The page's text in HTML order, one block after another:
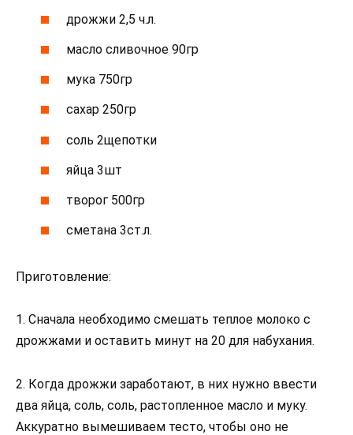
дрожжи 2,5 ч.л.
масло сливочное 90гр
мука 750гр
сахар 250гр
соль 2щепотки
яйца 3шт
творог 500гр
сметана 3ст.л.
Приготовление:
1. Сначала необходимо смешать теплое молоко с
дрожжами и оставить минут на 20 для набухания.
2. Когда дрожжи заработают, в них нужно ввести
два яйца, соль, соль, растопленное масло и муку.
Аккуратно вымешиваем тесто, чтобы оно не